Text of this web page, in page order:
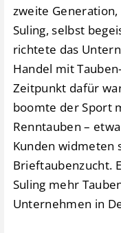
zweite
Suling, selbst
richtete das
Handel mit
Zeitpunkt dafür
boomte der Sport
Renntauben –
Kunden widmeten
Brieftaubenzucht.
Suling mehr
Unternehmen in